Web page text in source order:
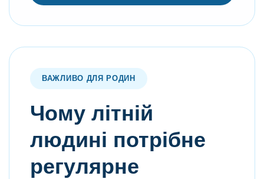
ВАЖЛИВО ДЛЯ РОДИН
Чому літній
людині потрібне
регулярне